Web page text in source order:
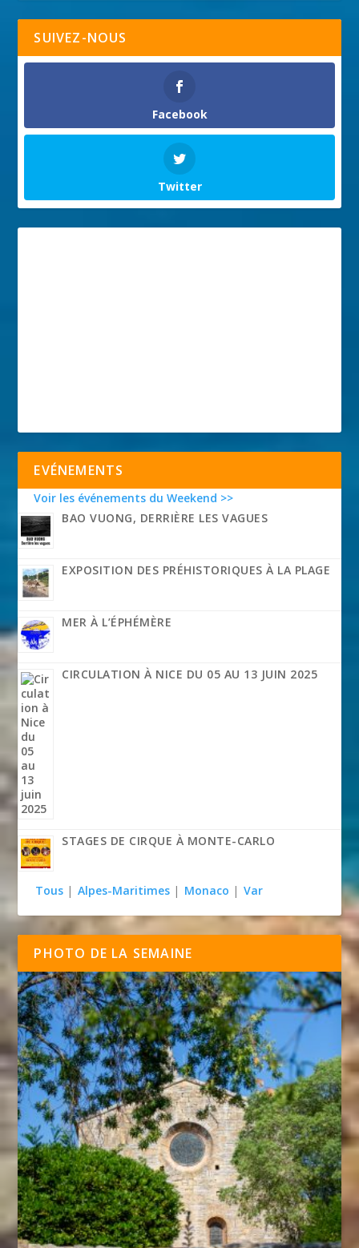
SUIVEZ-NOUS
Facebook
Twitter
EVÉNEMENTS
Voir les événements du Weekend >>
BAO VUONG, DERRIÈRE LES VAGUES
EXPOSITION DES PRÉHISTORIQUES À LA PLAGE
MER À L’ÉPHÉMÈRE
CIRCULATION À NICE DU 05 AU 13 JUIN 2025
STAGES DE CIRQUE À MONTE-CARLO
Tous | Alpes-Maritimes | Monaco | Var
PHOTO DE LA SEMAINE